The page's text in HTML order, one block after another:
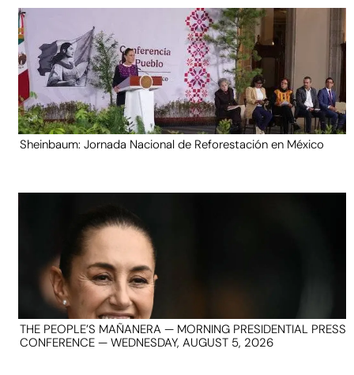
Sheinbaum: Jornada Nacional de Reforestación en México
THE PEOPLE’S MAÑANERA — MORNING PRESIDENTIAL PRESS
CONFERENCE — WEDNESDAY, AUGUST 5, 2026